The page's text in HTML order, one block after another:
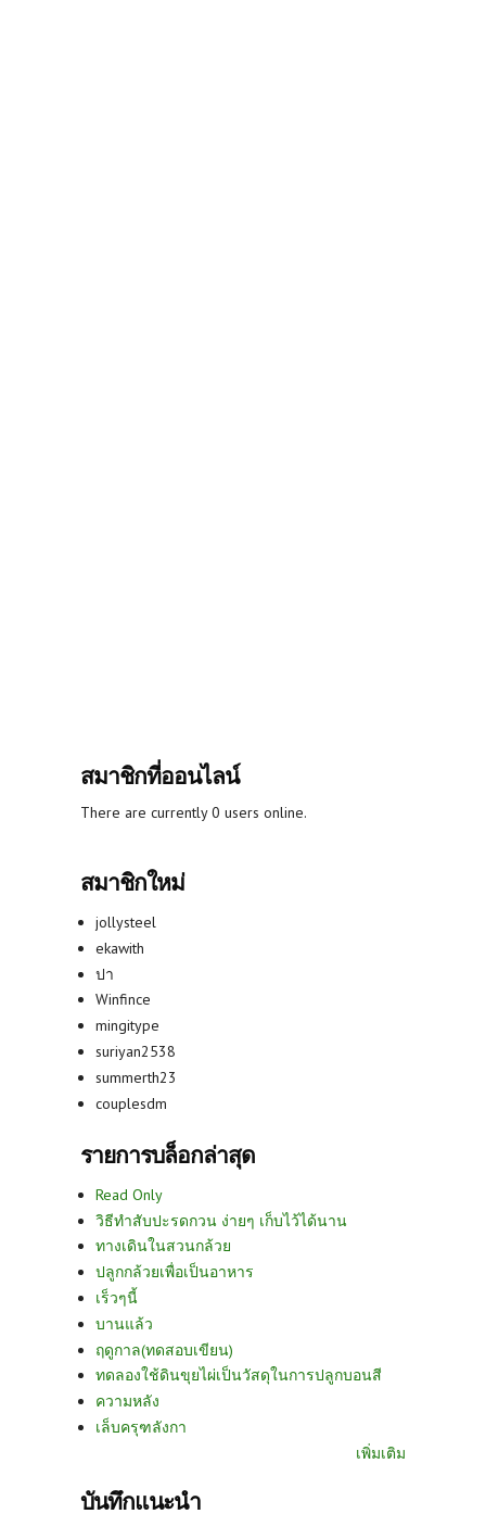
สมาชิกที่ออนไลน์
There are currently 0 users online.
สมาชิกใหม่
jollysteel
ekawith
ปา
Winfince
mingitype
suriyan2538
summerth23
couplesdm
รายการบล็อกล่าสุด
Read Only
วิธีทำสับปะรดกวน ง่ายๆ เก็บไว้ได้นาน
ทางเดินในสวนกล้วย
ปลูกกล้วยเพื่อเป็นอาหาร
เร็วๆนี้
บานแล้ว
ฤดูกาล(ทดสอบเขียน)
ทดลองใช้ดินขุยไผ่เป็นวัสดุในการปลูกบอนสี
ความหลัง
เล็บครุฑลังกา
เพิ่มเติม
บันทึกแนะนำ